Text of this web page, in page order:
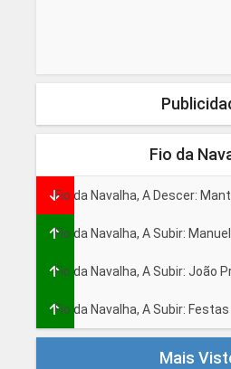
Fio da
Fio da Navalha, A Descer:
Fio da Navalha, A Subir:
Fio da Navalha, A Subir: João
Fio da Navalha, A Subir:
Mais